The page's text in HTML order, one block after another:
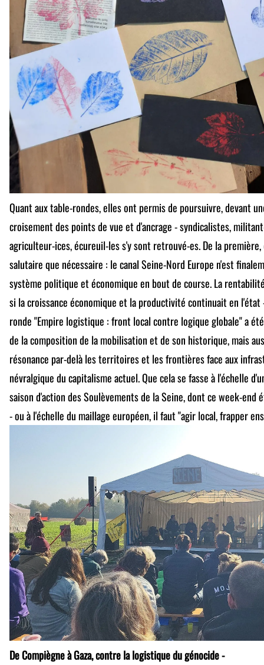
Quant aux table-rondes, elles ont permis de poursuivre, devant
croisement des points de vue et d'ancrage - syndicalistes,
agriculteur-ices, écureuil-les s'y sont retrouvé-es. De la
salutaire que nécessaire : le canal Seine-Nord Europe n'est
système politique et économique en bout de course. La
si la croissance économique et la productivité continuait en l'état
ronde "Empire logistique : front local contre logique globale" a
de la composition de la mobilisation et de son historique, mais
résonance par-delà les territoires et les frontières face aux
névralgique du capitalisme actuel. Que cela se fasse à l'échelle
saison d'action des Soulèvements de la Seine, dont ce week-
- ou à l'échelle du maillage européen, il faut "agir local, frapper
De Compiègne à Gaza, contre la logistique du génocide -